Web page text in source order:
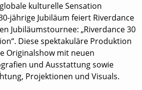
kulturelle Sensation
jährige Jubiläum feiert Riverdance
Jubiläumstournee: „Riverdance 30
Diese spektakuläre Produktion
Originalshow mit neuen
und Ausstattung sowie
Projektionen und Visuals.